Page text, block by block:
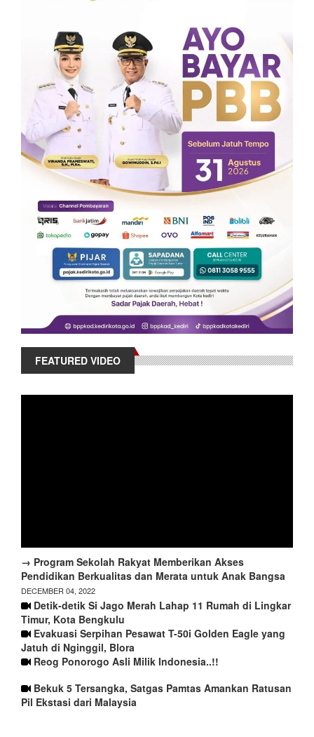
FEATURED VIDEO
→ Program Sekolah Rakyat Memberikan Akses
Pendidikan Berkualitas dan Merata untuk Anak Bangsa
DECEMBER 04, 2022
Detik-detik Si Jago Merah Lahap 11 Rumah di Lingkar
Timur, Kota Bengkulu
Evakuasi Serpihan Pesawat T-50i Golden Eagle yang
Jatuh di Nginggil, Blora
Reog Ponorogo Asli Milik Indonesia..!!
Bekuk 5 Tersangka, Satgas Pamtas Amankan Ratusan
Pil Ekstasi dari Malaysia